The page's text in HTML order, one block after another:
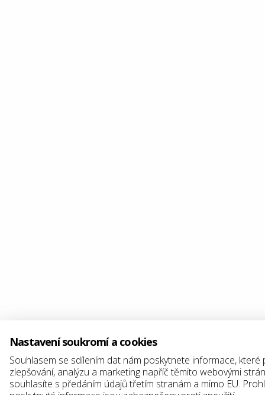
Nastavení soukromí a cookies
Souhlasem se sdílením dat nám poskytnete informace,
zlepšování, analýzu a marketing napříč těmito webovými
souhlasíte s předáním údajů třetím stranám a mimo EU.